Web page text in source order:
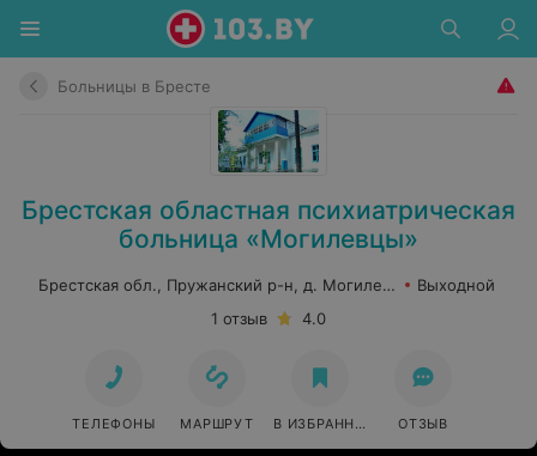
Больницы в Бресте
Брестская областная психиатрическая
больница «Mогилевцы»
Брестская обл., Пружанский р-н, д. Могилевцы Выходной
1 отзыв
4.0
ТЕЛЕФОНЫ МАРШРУТ В ИЗБРАННОЕ ОТЗЫВ